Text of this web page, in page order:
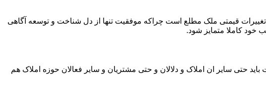
تغییرات قیمتی ملک مطلع است چراکه موفقیت تنها از دل شناخت و توسعه آگاهی
خود کاملا متمایز شود.
حتی سایر ان املاک و دلالان و حتی مشتریان و سایر فعالان حوزه املاک هم